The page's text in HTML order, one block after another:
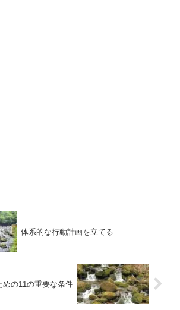
体系的な行動計画を立てる
めの11の重要な条件